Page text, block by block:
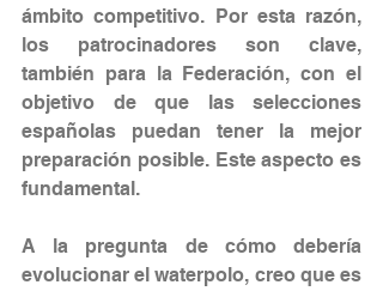
ámbito competitivo. Por esta razón,
los patrocinadores son clave,
también para la Federación, con el
objetivo de que las selecciones
españolas puedan tener la mejor
preparación posible. Este aspecto es
fundamental.
A la pregunta de cómo debería
evolucionar el waterpolo, creo que es